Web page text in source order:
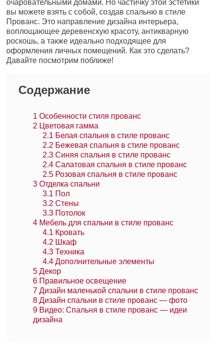
очаровательными домами. Но частичку этой эстетики
вы можете взять с собой, создав спальню в стиле
Прованс. Это направление дизайна интерьера,
воплощающее деревенскую красоту, антикварную
роскошь, а также идеально подходящее для
оформления личных помещений. Как это сделать?
Давайте посмотрим поближе!
Содержание
1 Особенности стиля прованс
2 Цветовая гамма
2.1 Белая спальня в стиле прованс
2.2 Бежевая спальня в стиле прованс
2.3 Синяя спальня в стиле прованс
2.4 Салатовая спальня в стиле прованс
2.5 Розовая спальня в стиле прованс
3 Отделка спальни
3.1 Пол
3.2 Стены
3.3 Потолок
4 Мебель для спальни в стиле прованс
4.1 Кровать
4.2 Шкаф
4.3 Техника
4.4 Дополнительные элементы
5 Декор
6 Правильное освещение
7 Дизайн маленькой спальни в стиле прованс
8 Дизайн спальни в стиле прованс — фото
9 Видео: Спальня в стиле прованс — идеи
дизайна